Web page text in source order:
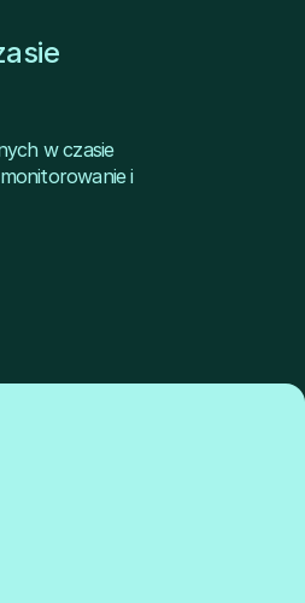
w czasie
i